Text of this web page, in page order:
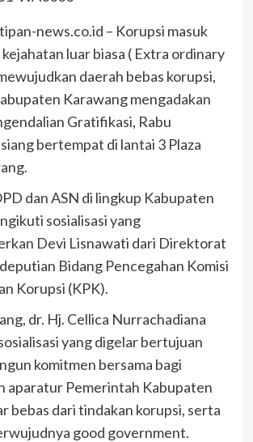
news.co.id – Korupsi masuk
luar biasa ( Extra ordinary
daerah bebas korupsi,
Karawang mengadakan
Gratifikasi, Rabu
bertempat di lantai 3 Plaza
dan ASN di lingkup Kabupaten
sosialisasi yang
Devi Lisnawati dari Direktorat
Bidang Pencegahan Komisi
Korupsi (KPK).
dr. Hj. Cellica Nurrachadiana
yang digelar bertujuan
komitmen bersama bagi
aparatur Pemerintah Kabupaten
bebas dari tindakan korupsi, serta
good government.